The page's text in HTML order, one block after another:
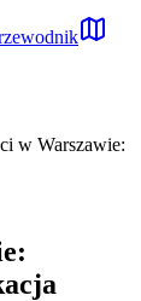
w Warszawie: